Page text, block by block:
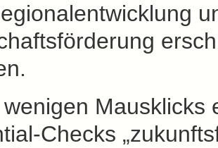
Mausklicks
Checks